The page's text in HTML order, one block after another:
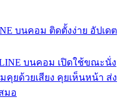
บนคอม ติดตั้งง่าย อัปเดต
บนคอม เปิดใช้ขณะนั่ง
ยด้วยเสียง คุยเห็นหน้า ส่ง
มอ